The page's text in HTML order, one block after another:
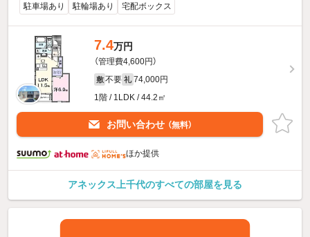
駐車場あり 駐輪場あり 宅配ボックス
7.4万円
（管理費4,600円）
敷 不要 礼 74,000円
1階 / 1LDK / 44.2㎡
お問い合わせ （無料）
ほか提供
アネックス上千代のすべての部屋を見る